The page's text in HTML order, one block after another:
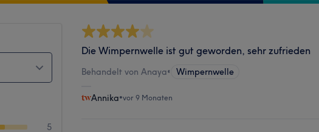
5
Die Wimpernwelle ist gut geworden, sehr zufrieden
Behandelt von Anaya• Wimpernwelle
Annika•vor 9 Monaten